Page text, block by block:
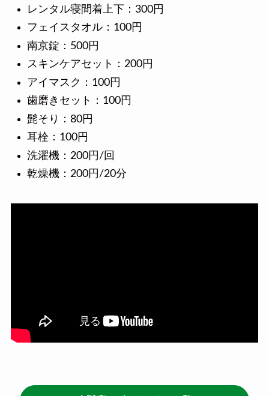
レンタル寝間着上下：300円
フェイスタオル：100円
南京錠：500円
スキンケアセット：200円
アイマスク：100円
歯磨きセット：100円
髭そり：80円
耳栓：100円
洗濯機：200円/回
乾燥機：200円/20分